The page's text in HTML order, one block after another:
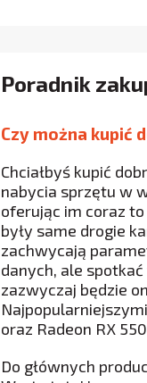
Poradnik
Czy można kupić
Chciałbyś kupić
nabycia sprzętu w
oferując im coraz
były same drogie
zachwycają
danych, ale
zazwyczaj będzie
oraz Radeon RX
Do głównych